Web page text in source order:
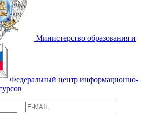
Министерство образования и
Федеральный центр информационно-